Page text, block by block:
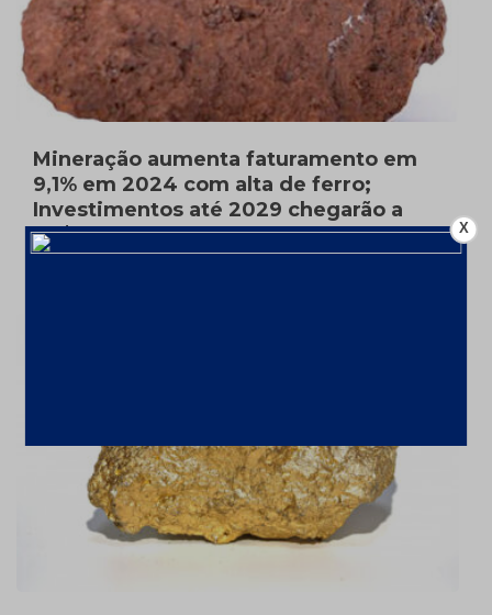
Mineração aumenta faturamento em
9,1% em 2024 com alta de ferro;
Investimentos até 2029 chegarão a
US$ 68,4 bi
X